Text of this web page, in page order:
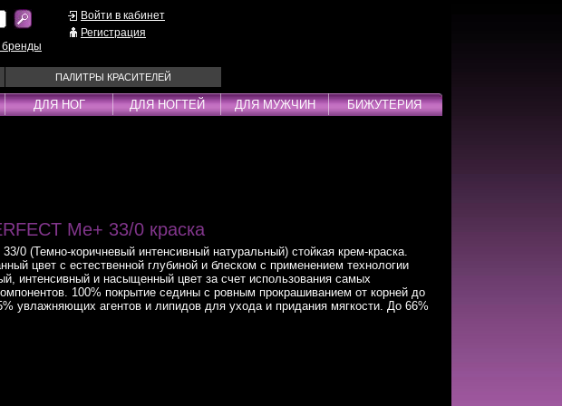
бренды
Войти в кабинет
Регистрация
ПАЛИТРЫ КРАСИТЕЛЕЙ
Стайлеры
Сыворотки
Тонирующие средства
Укладка / Стайлинг
ДЛЯ НОГ ДЛЯ НОГТЕЙ ДЛЯ МУЖЧИН БИЖУТЕРИЯ
Me+ 33/0 краска
(Темно-коричневый интенсивный натуральный) стойкая крем-краска.
цвет с естественной глубиной и блеском с применением технологии
интенсивный и насыщенный цвет за счет использования самых
100% покрытие седины с ровным прокрашиванием от корней до
увлажняющих агентов и липидов для ухода и придания мягкости. До 66%